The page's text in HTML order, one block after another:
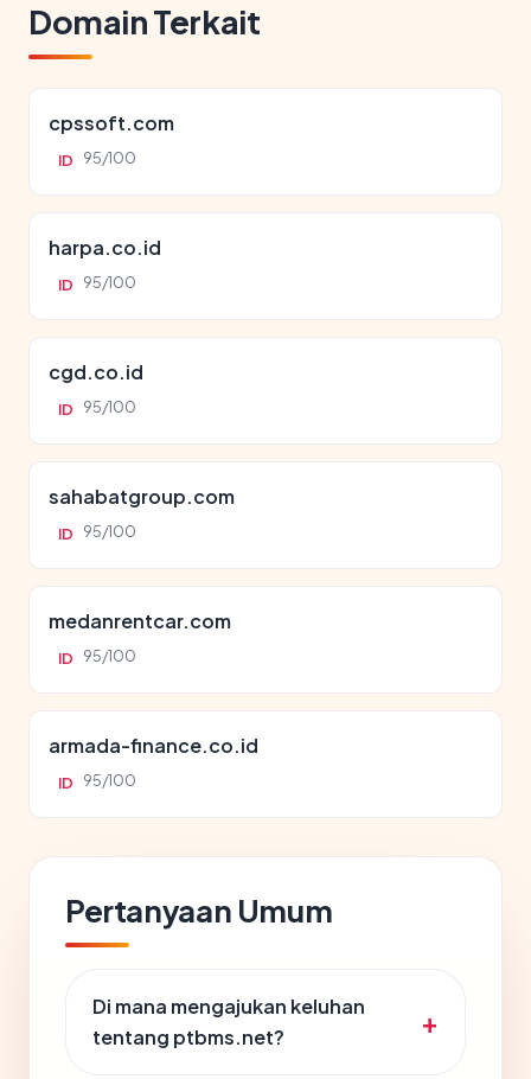
Domain Terkait
cpssoft.com
ID 95/100
harpa.co.id
ID 95/100
cgd.co.id
ID 95/100
sahabatgroup.com
ID 95/100
medanrentcar.com
ID 95/100
armada-finance.co.id
ID 95/100
Pertanyaan Umum
Di mana mengajukan keluhan
tentang ptbms.net?